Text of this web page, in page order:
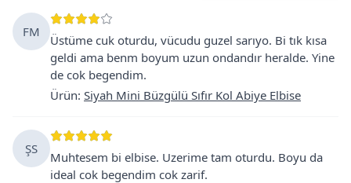
FM
Üstüme cuk oturdu, vücudu guzel sarıyo. Bi tık kısa
geldi ama benm boyum uzun ondandır heralde. Yine
de cok begendim.
Ürün: Siyah Mini Büzgülü Sıfır Kol Abiye Elbise
ŞS
Muhtesem bi elbise. Uzerime tam oturdu. Boyu da
ideal cok begendim cok zarif.